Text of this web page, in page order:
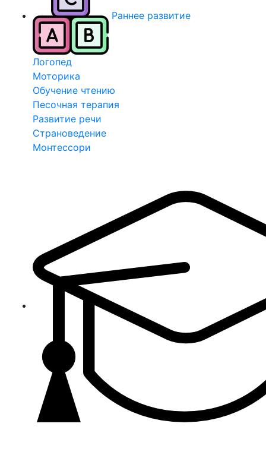
Раннее развитие
Логопед
Моторика
Обучение чтению
Песочная терапия
Развитие речи
Страноведение
Монтессори